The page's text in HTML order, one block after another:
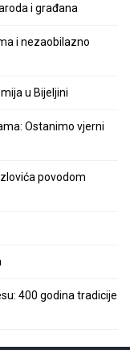
i građana
i nezaobilazno
u Bijeljini
Ostanimo vjerni
povodom
400 godina tradicije